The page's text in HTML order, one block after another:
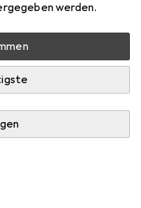
werden.